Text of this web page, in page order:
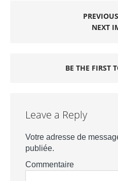
NEXT
BE THE FIRST
Leave a Reply
Votre adresse de
publiée.
Commentaire